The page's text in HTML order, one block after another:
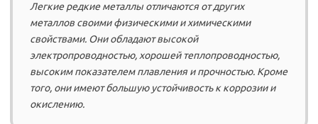
Легкие редкие металлы отличаются от других
металлов своими физическими и химическими
свойствами. Они обладают высокой
электропроводностью, хорошей теплопроводностью,
высоким показателем плавления и прочностью. Кроме
того, они имеют большую устойчивость к коррозии и
окислению.